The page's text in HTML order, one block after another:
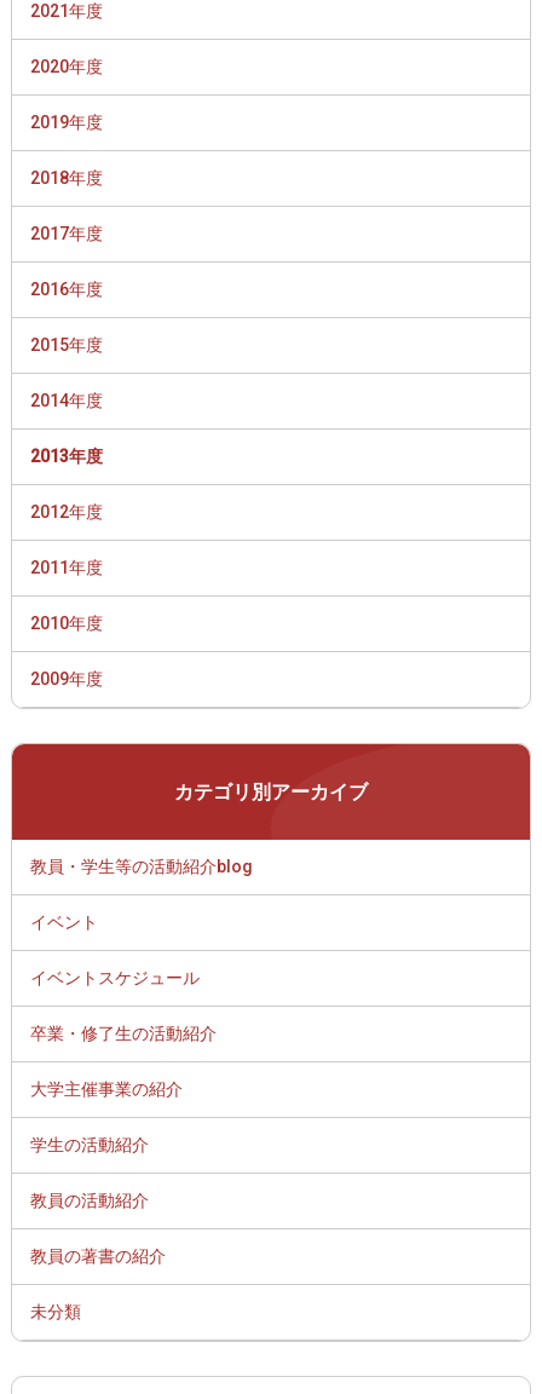
2021年度
2020年度
2019年度
2018年度
2017年度
2016年度
2015年度
2014年度
2013年度
2012年度
2011年度
2010年度
2009年度
カテゴリ別アーカイブ
教員・学生等の活動紹介blog
イベント
イベントスケジュール
卒業・修了生の活動紹介
大学主催事業の紹介
学生の活動紹介
教員の活動紹介
教員の著書の紹介
未分類